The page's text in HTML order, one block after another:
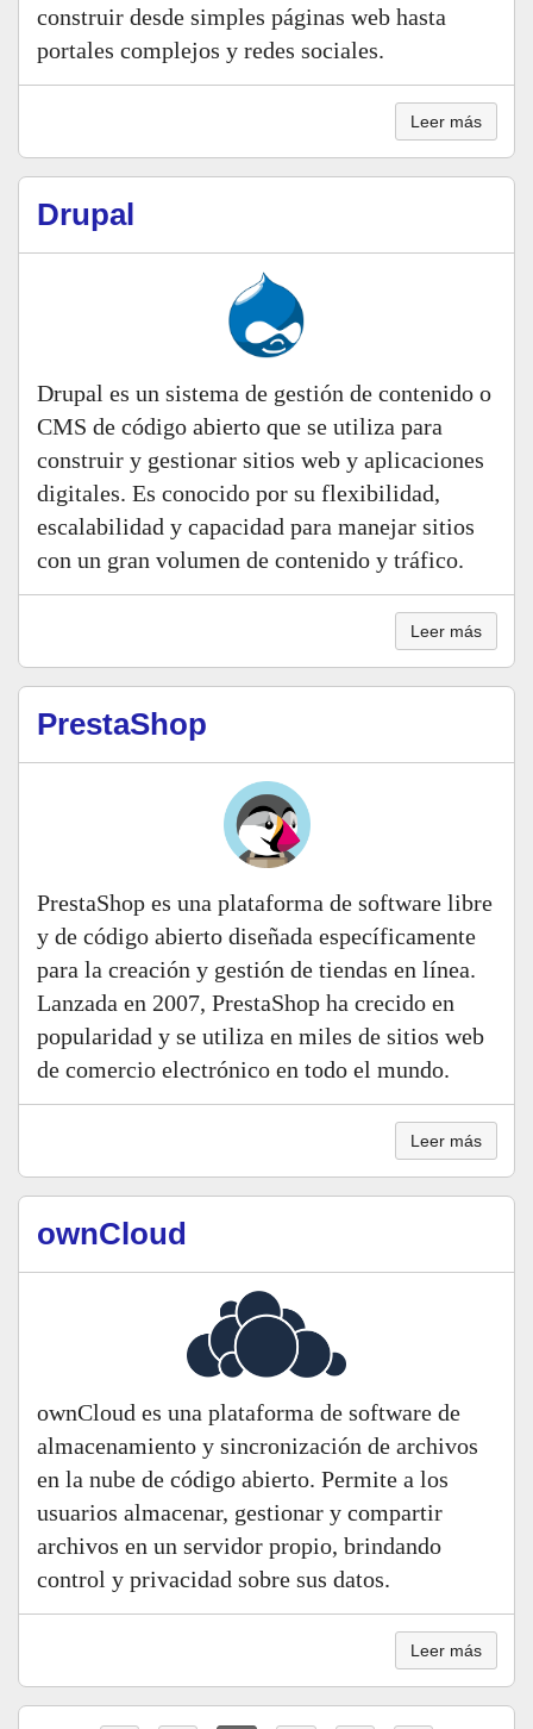
construir desde simples páginas web hasta
portales complejos y redes sociales.
Leer más
Drupal
Drupal es un sistema de gestión de contenido o
CMS de código abierto que se utiliza para
construir y gestionar sitios web y aplicaciones
digitales. Es conocido por su flexibilidad,
escalabilidad y capacidad para manejar sitios
con un gran volumen de contenido y tráfico.
Leer más
PrestaShop
PrestaShop es una plataforma de software libre
y de código abierto diseñada específicamente
para la creación y gestión de tiendas en línea.
Lanzada en 2007, PrestaShop ha crecido en
popularidad y se utiliza en miles de sitios web
de comercio electrónico en todo el mundo.
Leer más
ownCloud
ownCloud es una plataforma de software de
almacenamiento y sincronización de archivos
en la nube de código abierto. Permite a los
usuarios almacenar, gestionar y compartir
archivos en un servidor propio, brindando
control y privacidad sobre sus datos.
Leer más